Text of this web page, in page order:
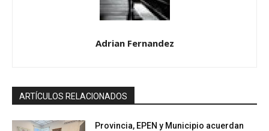
Adrian Fernandez
ARTÍCULOS RELACIONADOS
Provincia, EPEN y Municipio acuerdan